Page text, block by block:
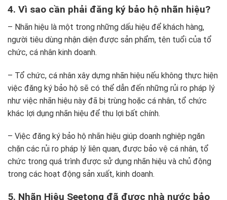
4. Vì sao cần phải đăng ký bảo hộ nhãn hiệu?
– Nhãn hiệu là một trong những dấu hiệu để khách hàng,
người tiêu dùng nhận diện được sản phẩm, tên tuổi của tổ
chức, cá nhân kinh doanh.
– Tổ chức, cá nhân xây dựng nhãn hiệu nếu không thực hiện
việc đăng ký bảo hộ sẽ có thể dẫn đến những rủi ro pháp lý
như việc nhãn hiệu này đã bị trùng hoặc cá nhân, tổ chức
khác lợi dụng nhãn hiệu để thu lợi bất chính.
– Việc đăng ký bảo hộ nhãn hiệu giúp doanh nghiệp ngăn
chặn các rủi ro pháp lý liên quan, được bảo vệ cá nhân, tổ
chức trong quá trình được sử dụng nhãn hiệu và chủ động
trong các hoạt động sản xuất, kinh doanh.
5. Nhãn Hiệu Seetong đã được nhà nước bảo